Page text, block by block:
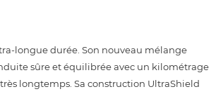
longue durée. Son nouveau mélange
sûre et équilibrée avec un kilométrage
longtemps. Sa construction UltraShield